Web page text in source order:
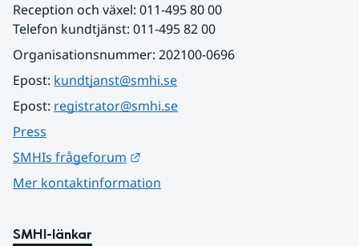
Reception och växel: 011-495 80 00
Telefon kundtjänst: 011-495 82 00
Organisationsnummer: 202100-0696
Epost: kundtjanst@smhi.se
Epost: registrator@smhi.se
Press
SMHIs frågeforum
Mer kontaktinformation
SMHI-länkar